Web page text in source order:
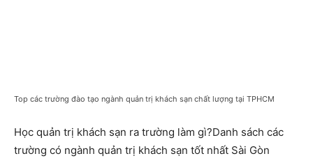
Top các trường đào tạo ngành quản trị khách sạn chất lượng tại TPHCM
Học quản trị khách sạn ra trường làm gì?Danh sách các
trường có ngành quản trị khách sạn tốt nhất Sài Gòn